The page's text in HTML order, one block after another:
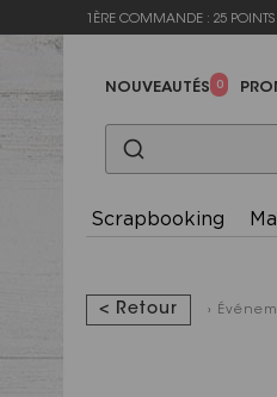
1ÈRE COMMANDE : 25 POINTS
NOUVEAUTÉS 0
Scrapbooking
< Retour ›